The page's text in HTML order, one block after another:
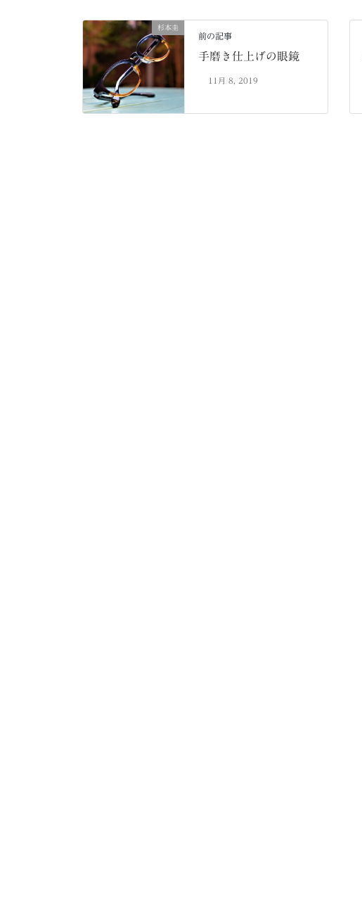
杉本圭
前の記事
手磨き仕上げの眼鏡
11月 8, 2019